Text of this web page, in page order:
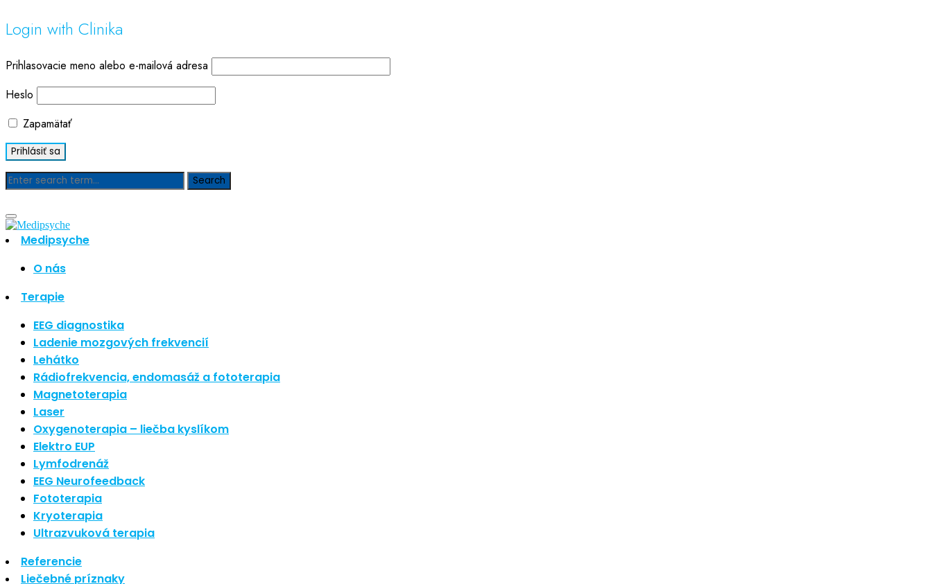
Login with Clinika
Prihlasovacie meno alebo e-mailová adresa
Heslo
Zapamätať
Medipsyche
O nás
Terapie
EEG diagnostika
Ladenie mozgových frekvencií
Lehátko
Rádiofrekvencia, endomasáž a fototerapia
Magnetoterapia
Laser
Oxygenoterapia – liečba kyslíkom
Elektro EUP
Lymfodrenáž
EEG Neurofeedback
Fototerapia
Kryoterapia
Ultrazvuková terapia
Referencie
Liečebné príznaky
Blog
Hľadať
Najnovšie články
Nové polarizované svetlo
So psoriázou netreba žiť
Rozšírenie služieb
Hudba a vývoj mozgu
Najnovšie komentáre
Žiadne komentáre na zobrazenie.
Archív
september 2021